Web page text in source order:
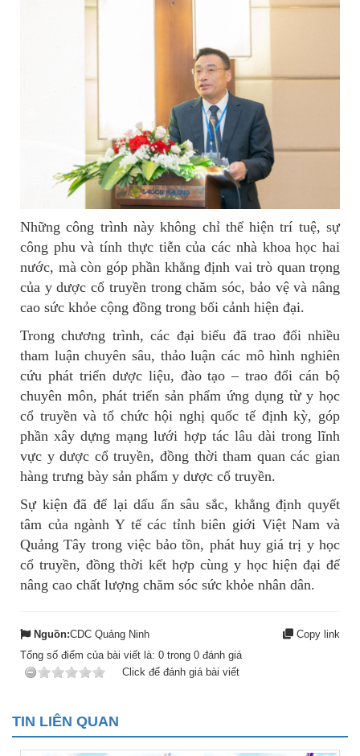
Những công trình này không chỉ thể hiện trí tuệ, sự
công phu và tính thực tiễn của các nhà khoa học hai
nước, mà còn góp phần khẳng định vai trò quan trọng
của y dược cổ truyền trong chăm sóc, bảo vệ và nâng
cao sức khỏe cộng đồng trong bối cảnh hiện đại.
Trong chương trình, các đại biểu đã trao đổi nhiều
tham luận chuyên sâu, thảo luận các mô hình nghiên
cứu phát triển dược liệu, đào tạo – trao đổi cán bộ
chuyên môn, phát triển sản phẩm ứng dụng từ y học
cổ truyền và tổ chức hội nghị quốc tế định kỳ, góp
phần xây dựng mạng lưới hợp tác lâu dài trong lĩnh
vực y dược cổ truyền, đồng thời tham quan các gian
hàng trưng bày sản phẩm y dược cổ truyền.
Sự kiện đã để lại dấu ấn sâu sắc, khẳng định quyết
tâm của ngành Y tế các tỉnh biên giới Việt Nam và
Quảng Tây trong việc bảo tồn, phát huy giá trị y học
cổ truyền, đồng thời kết hợp cùng y học hiện đại để
nâng cao chất lượng chăm sóc sức khỏe nhân dân.
Nguồn:CDC Quảng Ninh
Copy link
Tổng số điểm của bài viết là: 0 trong 0 đánh giá
Click để đánh giá bài viết
TIN LIÊN QUAN